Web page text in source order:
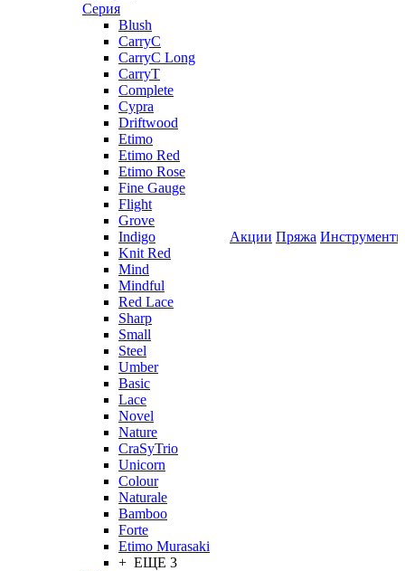
Серия
Blush
CarryC
CarryC Long
CarryT
Complete
Cypra
Driftwood
Etimo
Etimo Red
Etimo Rose
Fine Gauge
Flight
Grove
Indigo
Knit Red
Mind
Mindful
Red Lace
Sharp
Small
Steel
Umber
Basic
Lace
Novel
Nature
CraSyTrio
Unicorn
Colour
Naturale
Bamboo
Forte
Etimo Murasaki
+ ЕЩЕ 3
Акции Пряжа Инструменты